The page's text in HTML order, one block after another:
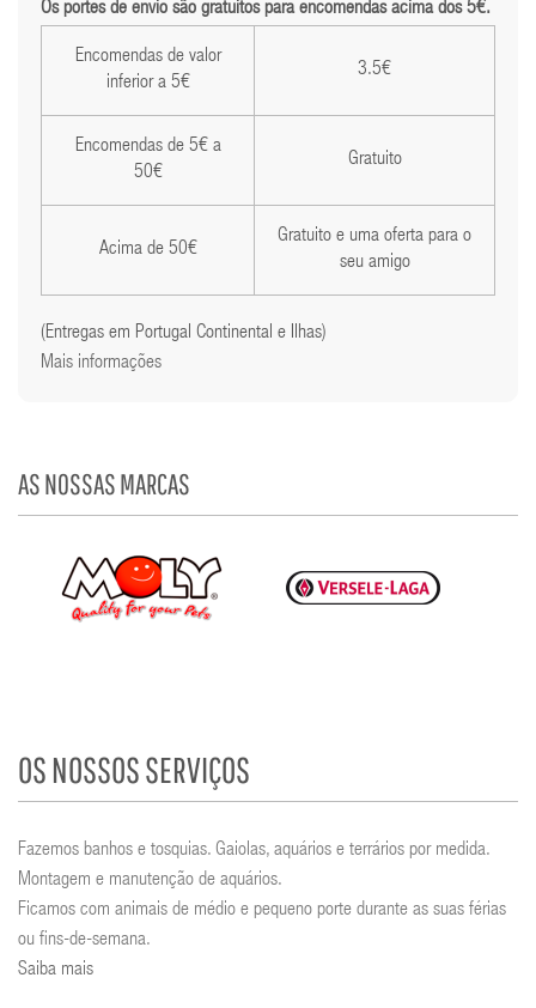
Os portes de envio são gratuitos para encomendas acima dos 5€.
Encomendas de valor
inferior a 5€
3.5€
Encomendas de 5€ a
50€
Gratuito
Acima de 50€
Gratuito e uma oferta para o
seu amigo
(Entregas em Portugal Continental e Ilhas)
Mais informações
AS NOSSAS MARCAS
OS NOSSOS SERVIÇOS
Fazemos banhos e tosquias. Gaiolas, aquários e terrários por medida.
Montagem e manutenção de aquários.
Ficamos com animais de médio e pequeno porte durante as suas férias
ou fins-de-semana.
Saiba mais